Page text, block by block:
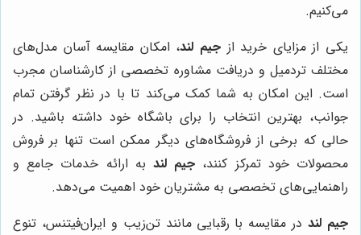
می‌کنیم.
یکی از مزایای خرید از جیم لند، امکان مقایسه آسان مدل‌های
مختلف تردمیل و دریافت مشاوره تخصصی از کارشناسان مجرب
است. این امکان به شما کمک می‌کند تا با در نظر گرفتن تمام
جوانب، بهترین انتخاب را برای باشگاه خود داشته باشید. در
حالی که برخی از فروشگاه‌های دیگر ممکن است تنها بر فروش
محصولات خود تمرکز کنند، جیم لند به ارائه خدمات جامع و
راهنمایی‌های تخصصی به مشتریان خود اهمیت می‌دهد.
جیم لنددر مقایسه با رقبایی مانند تن‌زیب و ایران‌فیتنس، تنوع